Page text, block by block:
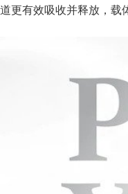
更有效吸收并释放，载